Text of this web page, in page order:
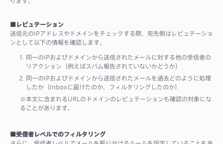
■レピュテーション
送信元のIPアドレスやドメインをチェックする際、宛先側はレピュテーショ
ンとして以下の情報を確認します。
同一のIPおよびドメインから送信されたメールに対する他の受信者の
リアクション（例えばスパム報告されていないかどうか）
同一のIPおよびドメインから送信されたメールを過去どのように処理
したか（Inboxに届けたのか、フィルタリングしたのか）
※本文に含まれるURLのドメインのレピュテーションも確認の対象にな
ることがあります。
■受信者レベルでのフィルタリング